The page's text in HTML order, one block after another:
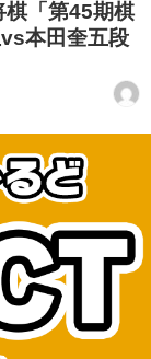
棋「第45期棋
本田奎五段